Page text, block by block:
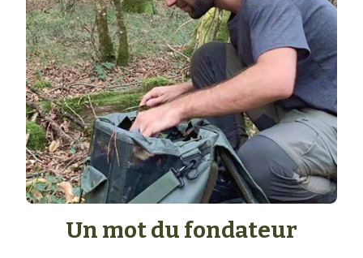
Un mot du fondateur